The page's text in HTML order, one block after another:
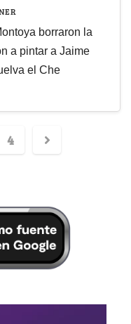
borraron la
a pintar a Jaime
el Che
4